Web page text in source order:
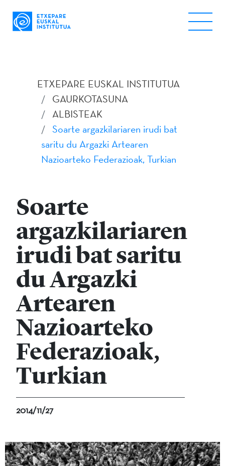
ETXEPARE EUSKAL INSTITUTUA
GAURKOTASUNA
ALBISTEAK
Soarte argazkilariaren irudi bat
saritu du Argazki Artearen
Nazioarteko Federazioak, Turkian
Soarte
argazkilariaren
irudi bat saritu
du Argazki
Artearen
Nazioarteko
Federazioak,
Turkian
2014/11/27